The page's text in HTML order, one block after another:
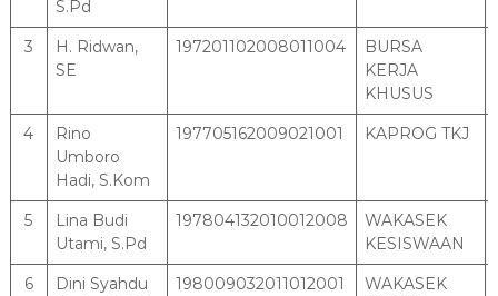
e
r
n
g
l
t
k
a
e
S.Pd
3
H. Ridwan,
SE
197201102008011004
BURSA
KERJA
KHUSUS
4
Rino
Umboro
Hadi, S.Kom
197705162009021001 KAPROG TKJ
5
Lina Budi
Utami, S.Pd
197804132010012008
WAKASEK
KESISWAAN
6
Dini Syahdu
198009032011012001
WAKASEK